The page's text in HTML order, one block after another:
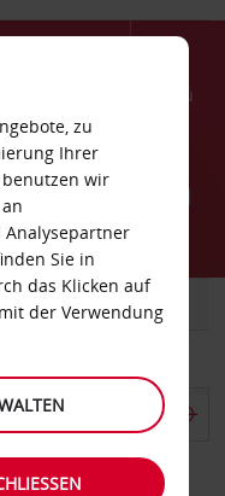
Menü
Magnolia
TRANSPORTER
zu
Ihrer
wir
Sie in
das Klicken auf
der Verwendung